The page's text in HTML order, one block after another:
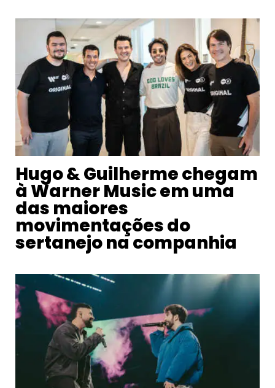
Hugo & Guilherme chegam
à Warner Music em uma
das maiores
movimentações do
sertanejo na companhia